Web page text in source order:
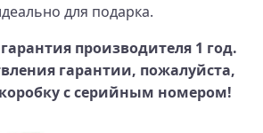
для подарка.
производителя 1 год.
гарантии, пожалуйста,
с серийным номером!